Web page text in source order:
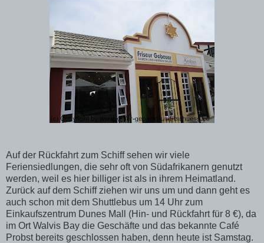
Auf der Rückfahrt zum Schiff sehen wir viele
Feriensiedlungen, die sehr oft von Südafrikanern genutzt
werden, weil es hier billiger ist als in ihrem Heimatland.
Zurück auf dem Schiff ziehen wir uns um und dann geht es
auch schon mit dem Shuttlebus um 14 Uhr zum
Einkaufszentrum Dunes Mall (Hin- und Rückfahrt für 8 €), da
im Ort Walvis Bay die Geschäfte und das bekannte Café
Probst bereits geschlossen haben, denn heute ist Samstag.